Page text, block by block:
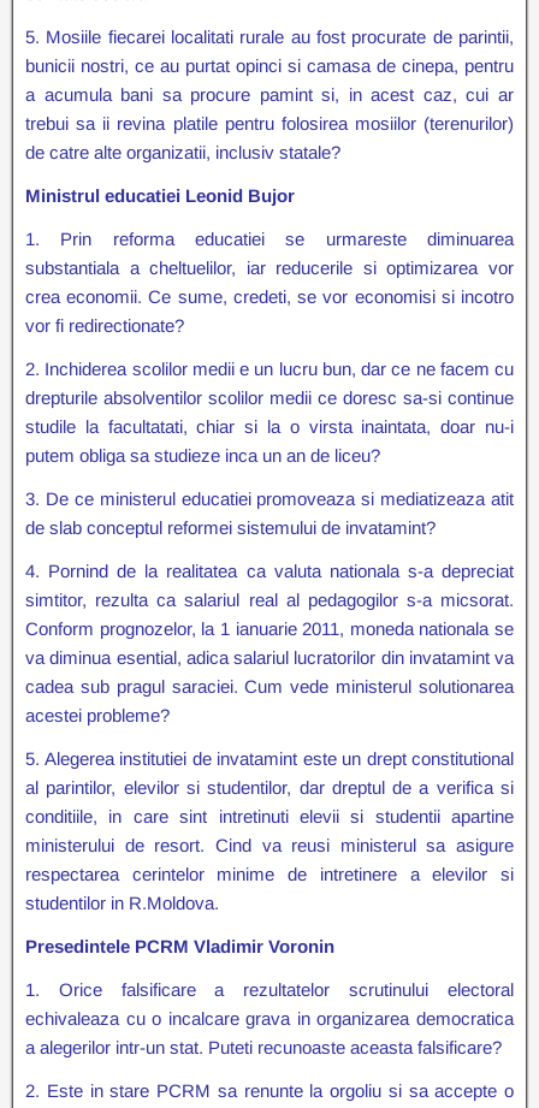
5. Mosiile fiecarei localitati rurale au fost procurate de parintii,
bunicii nostri, ce au purtat opinci si camasa de cinepa, pentru
a acumula bani sa procure pamint si, in acest caz, cui ar
trebui sa ii revina platile pentru folosirea mosiilor (terenurilor)
de catre alte organizatii, inclusiv statale?
Ministrul educatiei Leonid Bujor
1. Prin reforma educatiei se urmareste diminuarea
substantiala a cheltuelilor, iar reducerile si optimizarea vor
crea economii. Ce sume, credeti, se vor economisi si incotro
vor fi redirectionate?
2. Inchiderea scolilor medii e un lucru bun, dar ce ne facem cu
drepturile absolventilor scolilor medii ce doresc sa-si continue
studile la facultatati, chiar si la o virsta inaintata, doar nu-i
putem obliga sa studieze inca un an de liceu?
3. De ce ministerul educatiei promoveaza si mediatizeaza atit
de slab conceptul reformei sistemului de invatamint?
4. Pornind de la realitatea ca valuta nationala s-a depreciat
simtitor, rezulta ca salariul real al pedagogilor s-a micsorat.
Conform prognozelor, la 1 ianuarie 2011, moneda nationala se
va diminua esential, adica salariul lucratorilor din invatamint va
cadea sub pragul saraciei. Cum vede ministerul solutionarea
acestei probleme?
5. Alegerea institutiei de invatamint este un drept constitutional
al parintilor, elevilor si studentilor, dar dreptul de a verifica si
conditiile, in care sint intretinuti elevii si studentii apartine
ministerului de resort. Cind va reusi ministerul sa asigure
respectarea cerintelor minime de intretinere a elevilor si
studentilor in R.Moldova.
Presedintele PCRM Vladimir Voronin
1. Orice falsificare a rezultatelor scrutinului electoral
echivaleaza cu o incalcare grava in organizarea democratica
a alegerilor intr-un stat. Puteti recunoaste aceasta falsificare?
2. Este in stare PCRM sa renunte la orgoliu si sa accepte o